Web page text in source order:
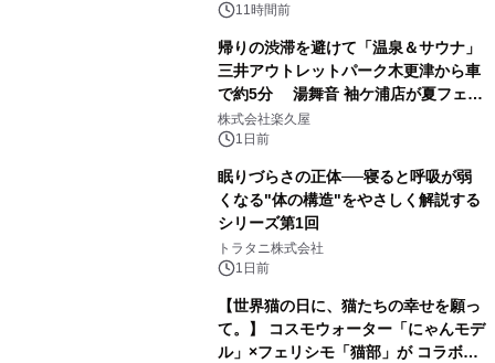
ぐっと豊かに
11時間前
帰りの渋滞を避けて「温泉＆サウナ」
三井アウトレットパーク木更津から車
で約5分 湯舞音 袖ケ浦店が夏フェア
メニューを提供
株式会社楽久屋
1日前
眠りづらさの正体──寝ると呼吸が弱
くなる"体の構造"をやさしく解説する
シリーズ第1回
トラタニ株式会社
1日前
【世界猫の日に、猫たちの幸せを願っ
て。】 コスモウォーター「にゃんモデ
ル」×フェリシモ「猫部」が コラボキ